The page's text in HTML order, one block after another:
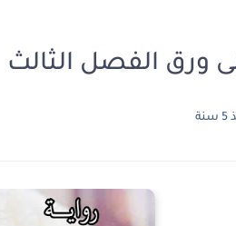
ورق الفصل الثالث